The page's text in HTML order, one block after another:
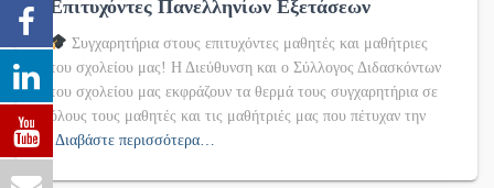
Επιτυχόντες Πανελληνίων Εξετάσεων
Συγχαρητήρια στους επιτυχόντες μαθητές και μαθήτριες
του σχολείου μας! Η Διεύθυνση και ο Σύλλογος Διδασκόντων
του σχολείου μας εκφράζουν τα θερμά τους συγχαρητήρια σε
όλους τους μαθητές και τις μαθήτριές μας που πέτυχαν την
Διαβάστε περισσότερα…